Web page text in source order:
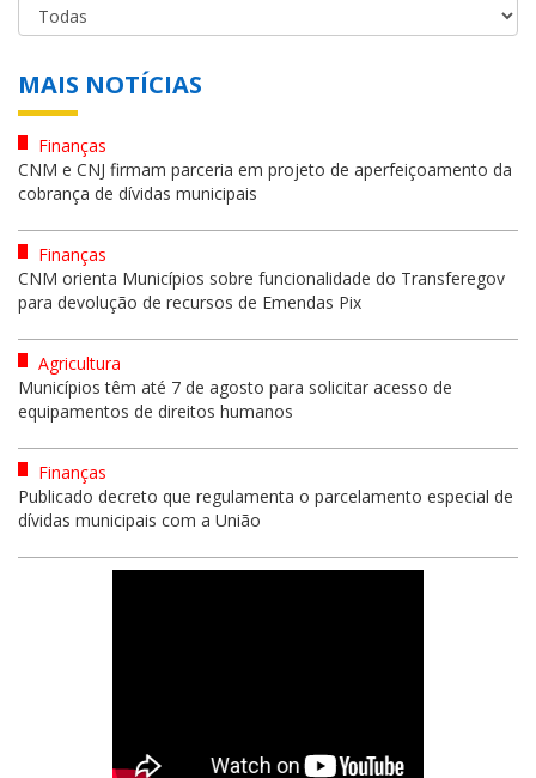
MAIS NOTÍCIAS
Finanças
CNM e CNJ firmam parceria em projeto de aperfeiçoamento da
cobrança de dívidas municipais
Finanças
CNM orienta Municípios sobre funcionalidade do Transferegov
para devolução de recursos de Emendas Pix
Agricultura
Municípios têm até 7 de agosto para solicitar acesso de
equipamentos de direitos humanos
Finanças
Publicado decreto que regulamenta o parcelamento especial de
dívidas municipais com a União